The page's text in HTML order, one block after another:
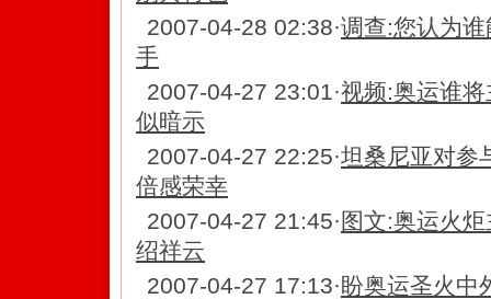
2007-04-28 02:38·调查:您认为
手
2007-04-27 23:01·视频:奥运谁
似暗示
2007-04-27 22:25·坦桑尼亚对参
倍感荣幸
2007-04-27 21:45· 图文:奥运火
绍祥云
2007-04-27 17:13·盼奥运圣火中